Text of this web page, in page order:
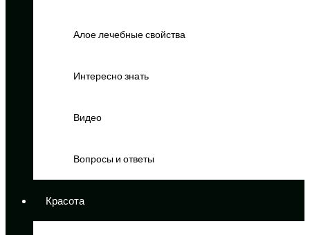
Алое лечебные свойства
Интересно знать
Видео
Вопросы и ответы
Красота